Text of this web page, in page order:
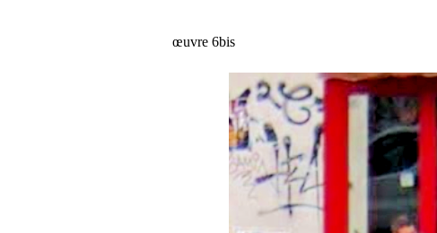
œuvre 6bis